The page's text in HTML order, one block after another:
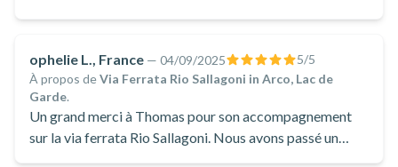
ophelie L., France — 04/09/2025 5/5
À propos deVia Ferrata Rio Sallagoni in Arco, Lac de
Garde.
Un grand merci à Thomas pour son accompagnement
sur la via ferrata Rio Sallagoni. Nous avons passé un